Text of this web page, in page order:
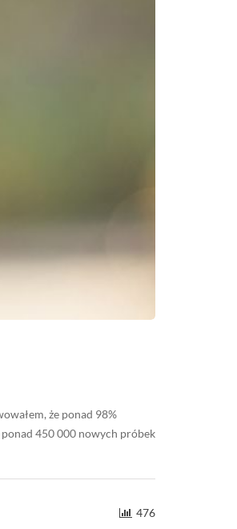
że ponad 98%
450 000 nowych próbek
476